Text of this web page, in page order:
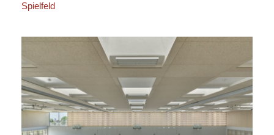
Spielfeld